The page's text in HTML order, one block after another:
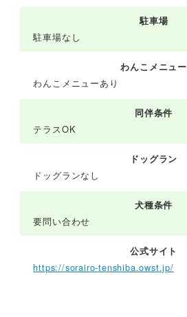
駐車場
駐車場なし
わんこメニュー
わんこメニューあり
同伴条件
テラスOK
ドッグラン
ドッグランなし
犬種条件
要問い合わせ
公式サイト
https://sorairo-tenshiba.owst.jp/